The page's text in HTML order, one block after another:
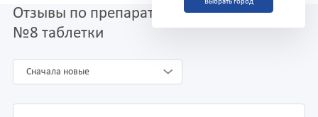
Выбрать город
Отзывы по препарату Достинекс 0,5 мг
№8 таблетки
Сначала новые